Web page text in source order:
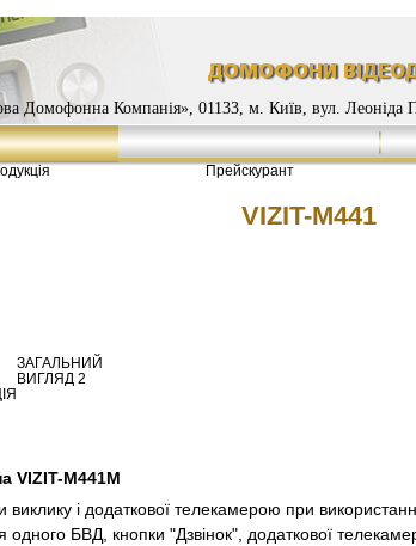
Домофонна Компанія», 01133, м. Київ, вул.
Прейскурант
VIZIT-M441
ЗАГАЛЬНИЙ
ВИГЛЯД 2
VIZIT-M441М
виклику і додаткової телекамерою при
одного БВД, кнопки "Дзвінок", додаткової